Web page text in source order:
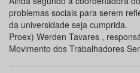
problemas sociais para serem
da universidade seja
Proex) Werden Tavares ,
Movimento dos Trabalhadores